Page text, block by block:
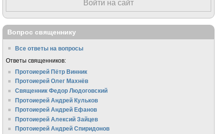
Войти на сайт
Вопрос священнику
Все ответы на вопросы
Ответы священников:
Протоиерей Пётр Винник
Протоиерей Олег Махнёв
Священник Федор Людоговский
Протоиерей Андрей Кульков
Протоиерей Андрей Ефанов
Протоиерей Алексий Зайцев
Протоиерей Андрей Спиридонов